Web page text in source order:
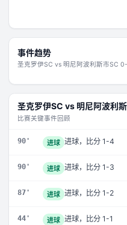
事件趋势
圣克罗伊SC vs 明尼阿波利斯市SC
圣克罗伊SC vs 明尼阿波利
比赛关键事件回顾
90' 进球 进球，比分 1-4
90' 进球 进球，比分 1-3
87' 进球 进球，比分 1-2
44' 进球 进球，比分 1-1